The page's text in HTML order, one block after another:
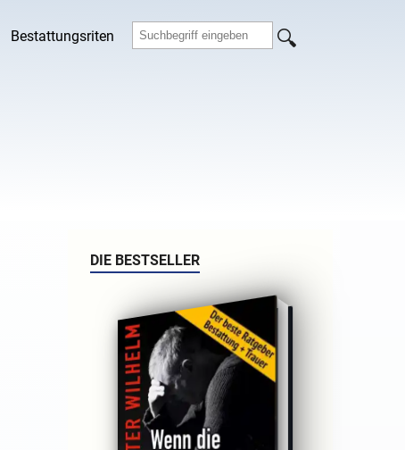
Bestattungsriten
DIE BESTSELLER